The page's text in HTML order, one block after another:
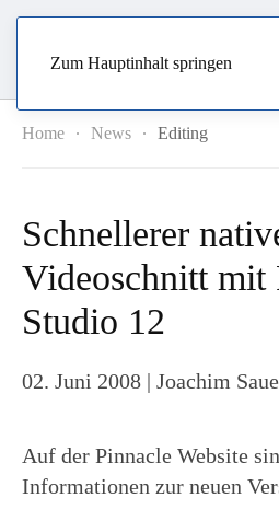
Zum Hauptinhalt springen
Home News Editing
Schnellerer
Videoschnitt mit
Studio 12
02. Juni 2008 | Joachim
Auf der Pinnacle Website
Informationen zur neuen